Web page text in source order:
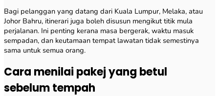
Bagi pelanggan yang datang dari Kuala Lumpur, Melaka, atau
Johor Bahru, itinerari juga boleh disusun mengikut titik mula
perjalanan. Ini penting kerana masa bergerak, waktu masuk
sempadan, dan keutamaan tempat lawatan tidak semestinya
sama untuk semua orang.
Cara menilai pakej yang betul
sebelum tempah